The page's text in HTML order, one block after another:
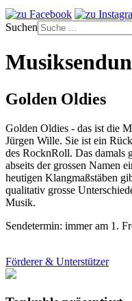
Suchen
Golden Oldies
Golden Oldies - das ist die
Jürgen Wille. Sie ist ein
des RocknRoll. Das damals
abseits der grossen Namen
heutigen Klangmaßstäben
qualitativ grosse
Musik.
Sendetermin: immer am 1.
Förderer & Unterstützer